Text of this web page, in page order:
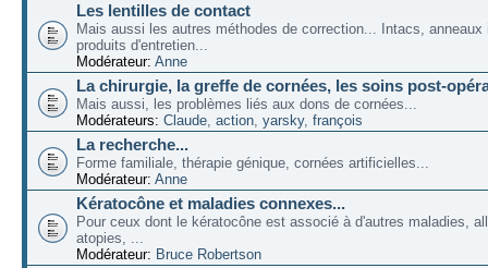
Les lentilles de contact
Mais aussi les autres méthodes de correction... Intacs, anneaux
produits d'entretien...
Modérateur: Anne
La chirurgie, la greffe de cornées, les soins post-
Mais aussi, les problèmes liés aux dons de cornées...
Modérateurs: Claude, action, yarsky, françois
La recherche...
Forme familiale, thérapie génique, cornées artificielles...
Modérateur: Anne
Kératocône et maladies connexes...
Pour ceux dont le kératocône est associé à d'autres maladies,
atopies, ...
Modérateur: Bruce Robertson